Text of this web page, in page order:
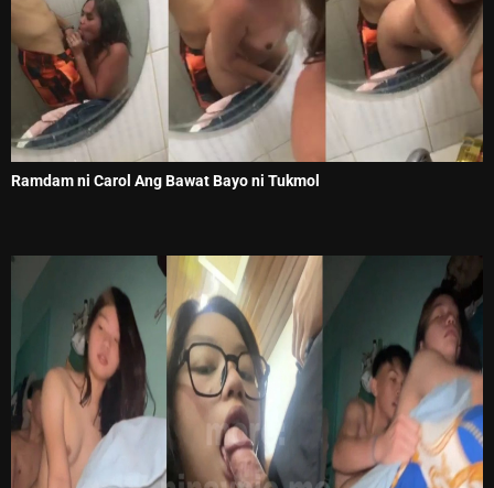
Ramdam ni Carol Ang Bawat Bayo ni Tukmol